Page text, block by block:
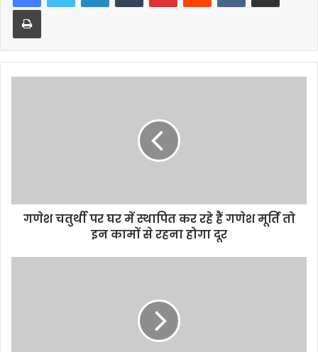
Print
गणेश चतुर्थी पर घर में स्थापित कर रहे हैं गणेश मूर्ति तो
इन कामों से रहना होगा दूर